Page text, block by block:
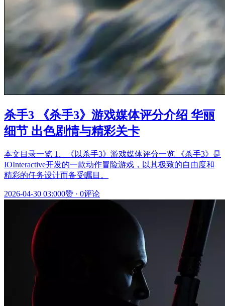
杀手3 《杀手3》游戏媒体评分介绍 华丽
细节 出色剧情与精彩关卡
本文目录一览 1、《以杀手3》游戏媒体评分一览 《杀手3》是
IOInteractive开发的一款动作冒险游戏，以其极致的自由度和
精彩的任务设计而备受瞩目。
2026-04-30 03:000赞 · 0评论